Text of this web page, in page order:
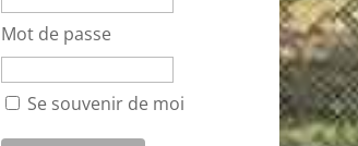
Mot de passe
Se souvenir de moi